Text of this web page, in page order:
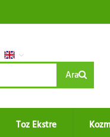
Ara
Toz Ekstre